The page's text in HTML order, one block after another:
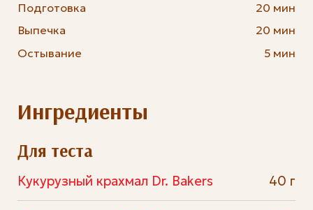
Подготовка
Выпечка
Остывание
20 мин
20 мин
5 мин
Ингредиенты
Для теста
Кукурузный крахмал Dr. Bakers 40 г